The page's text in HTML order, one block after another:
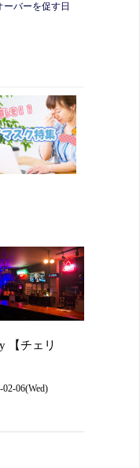
ーバーを促す日
【チェリ
02-06(Wed)